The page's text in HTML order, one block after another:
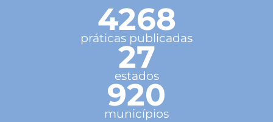
4268
práticas publicadas
27
estados
920
municípios